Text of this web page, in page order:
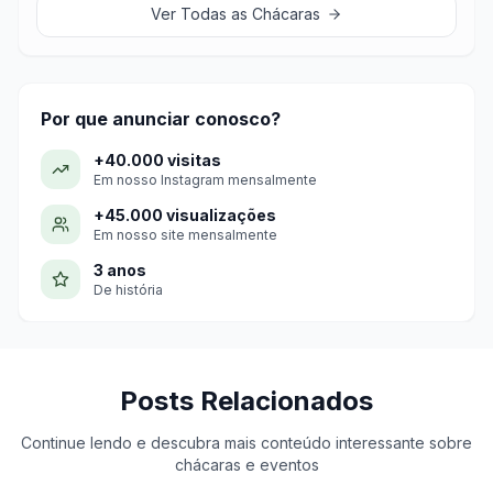
Ver Todas as Chácaras
Por que anunciar conosco?
+40.000 visitas
Em nosso Instagram mensalmente
+45.000 visualizações
Em nosso site mensalmente
3 anos
De história
Posts Relacionados
Continue lendo e descubra mais conteúdo interessante sobre
chácaras e eventos